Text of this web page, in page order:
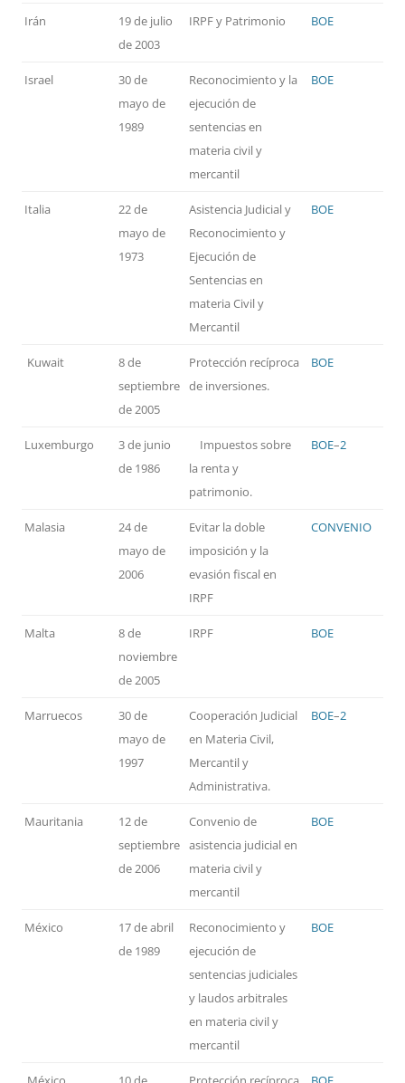
Irán
19 de julio
de 2003
IRPF y Patrimonio BOE
Israel
30 de
mayo de
1989
Reconocimiento y la
ejecución de
sentencias en
materia civil y
mercantil
BOE
Italia
22 de
mayo de
1973
Asistencia Judicial y
Reconocimiento y
Ejecución de
Sentencias en
materia Civil y
Mercantil
BOE
Kuwait
8 de
septiembre
de 2005
Protección recíproca
de inversiones.
BOE
Luxemburgo
3 de junio
de 1986
Impuestos sobre
la renta y
patrimonio.
BOE–2
Malasia
24 de
mayo de
2006
Evitar la doble
imposición y la
evasión fiscal en
IRPF
CONVENIO
Malta
8 de
noviembre
de 2005
IRPF BOE
Marruecos
30 de
mayo de
1997
Cooperación Judicial
en Materia Civil,
Mercantil y
Administrativa.
BOE–2
Mauritania
12 de
septiembre
de 2006
Convenio de
asistencia judicial en
materia civil y
mercantil
BOE
México
17 de abril
de 1989
Reconocimiento y
ejecución de
sentencias judiciales
y laudos arbitrales
en materia civil y
mercantil
BOE